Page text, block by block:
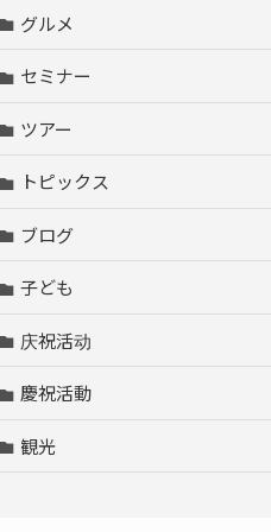
グルメ
セミナー
ツアー
トピックス
ブログ
子ども
庆祝活动
慶祝活動
観光